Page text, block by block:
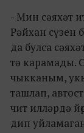
- Мин сәяхәт
Рәйхан сүзен
да булса
тә карамады.
чыкканым,
ташлап,
чит илләрдә
дип